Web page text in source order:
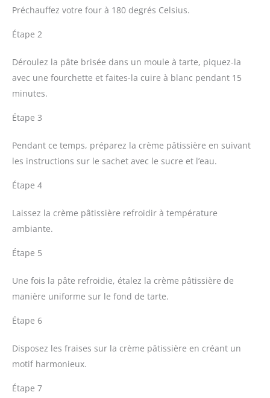
Préchauffez votre four à 180 degrés Celsius.
Étape 2
Déroulez la pâte brisée dans un moule à tarte, piquez-la
avec une fourchette et faites-la cuire à blanc pendant 15
minutes.
Étape 3
Pendant ce temps, préparez la crème pâtissière en suivant
les instructions sur le sachet avec le sucre et l’eau.
Étape 4
Laissez la crème pâtissière refroidir à température
ambiante.
Étape 5
Une fois la pâte refroidie, étalez la crème pâtissière de
manière uniforme sur le fond de tarte.
Étape 6
Disposez les fraises sur la crème pâtissière en créant un
motif harmonieux.
Étape 7